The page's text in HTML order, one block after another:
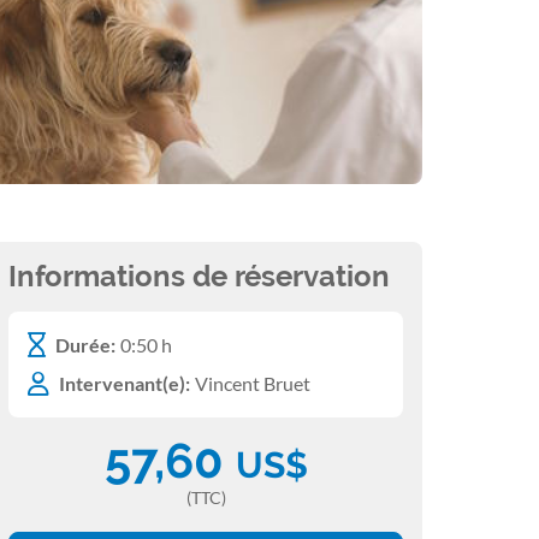
Informations de réservation
Durée: 0:50 h
Intervenant(e): Vincent Bruet
57,60 US$
(TTC)